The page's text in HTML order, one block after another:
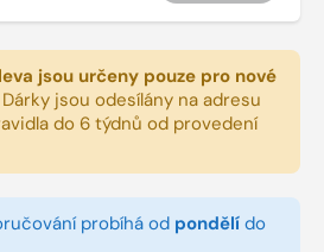
jsou určeny pouze pro nové
Dárky jsou odesílány na adresu
do 6 týdnů od provedení
probíhá od pondělí do